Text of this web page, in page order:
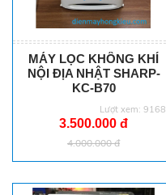
MÁY LỌC KHÔNG KHÍ
NỘI ĐỊA NHẬT SHARP-
KC-B70
Lượt xem: 9168
3.500.000 đ
4.000.000 đ